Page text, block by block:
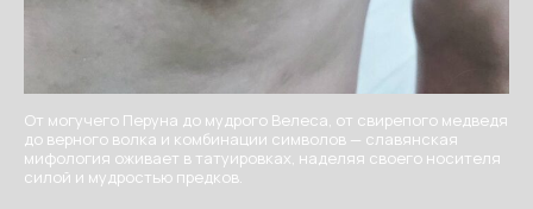
От могучего Перуна до мудрого Велеса, от свирепого медведя
до верного волка и комбинации символов — славянская
мифология оживает в татуировках, наделяя своего носителя
силой и мудростью предков.